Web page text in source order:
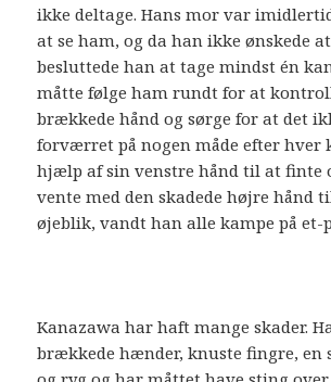
ikke deltage. Hans mor var
at se ham, og da han ikke ønskede
besluttede han at tage mindst én
måtte følge ham rundt for at
brækkede hånd og sørge for at det
forværret på nogen måde efter hver
hjælp af sin venstre hånd til at finte
vente med den skadede højre hånd
øjeblik, vandt han alle kampe på et-
Kanazawa har haft mange skader.
brækkede hænder, knuste fingre, en